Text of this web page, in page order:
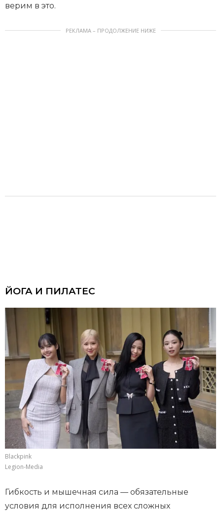
верим в это.
РЕКЛАМА – ПРОДОЛЖЕНИЕ НИЖЕ
ЙОГА И ПИЛАТЕС
Blackpink
Legion-Media
Гибкость и мышечная сила — обязательные
условия для исполнения всех сложных